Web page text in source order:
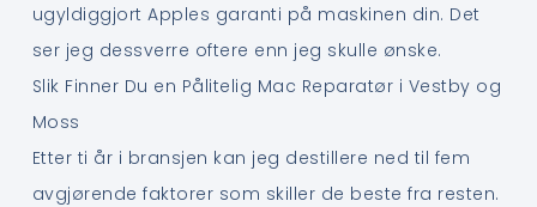
ugyldiggjort Apples garanti på maskinen din. Det
ser jeg dessverre oftere enn jeg skulle ønske.
Slik Finner Du en Pålitelig Mac Reparatør i Vestby og
Moss
Etter ti år i bransjen kan jeg destillere ned til fem
avgjørende faktorer som skiller de beste fra resten.